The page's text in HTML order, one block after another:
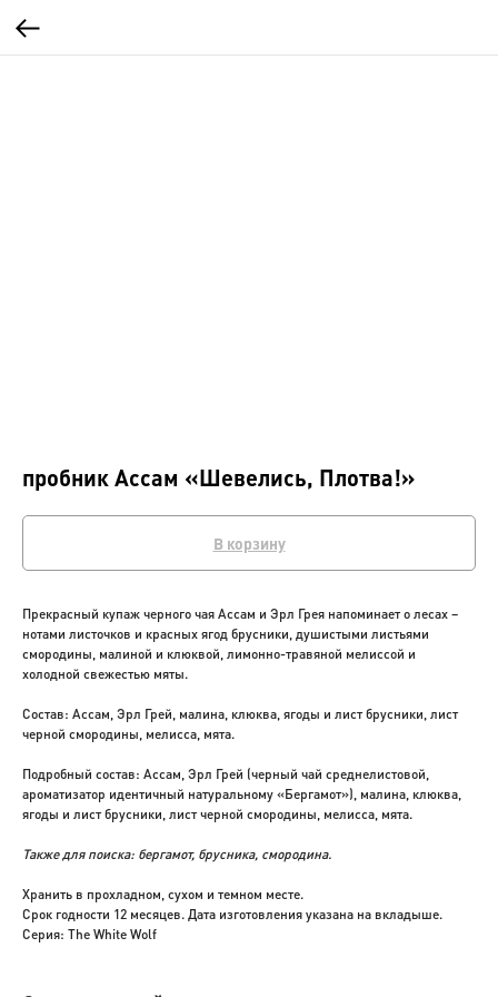
пробник Ассам «Шевелись, Плотва!»
В корзину
Прекрасный купаж черного чая Ассам и Эрл Грея напоминает о лесах –
нотами листочков и красных ягод брусники, душистыми листьями
смородины, малиной и клюквой, лимонно-травяной мелиссой и
холодной свежестью мяты.
Состав: Ассам, Эрл Грей, малина, клюква, ягоды и лист брусники, лист
черной смородины, мелисса, мята.
Подробный состав: Ассам, Эрл Грей (черный чай среднелистовой,
ароматизатор идентичный натуральному «Бергамот»), малина, клюква,
ягоды и лист брусники, лист черной смородины, мелисса, мята.
Также для поиска: бергамот, брусника, смородина.
Хранить в прохладном, сухом и темном месте.
Срок годности 12 месяцев. Дата изготовления указана на вкладыше.
Серия: The White Wolf